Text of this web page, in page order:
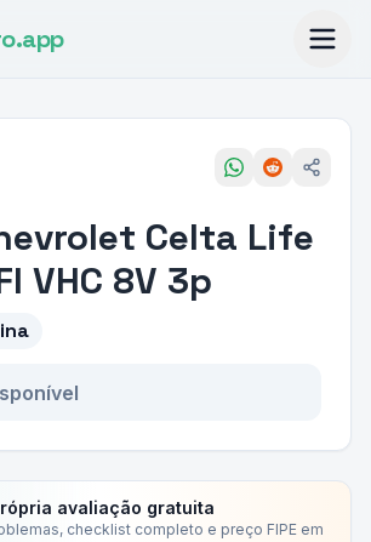
.app
Celta Life
VHC 8V 3p
avaliação gratuita
checklist completo e preço FIPE em